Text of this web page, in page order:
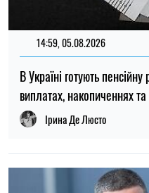
14:59, 05.08.2026
В Україні готують
виплатах, накопиченнях
Ірина Де Люсто